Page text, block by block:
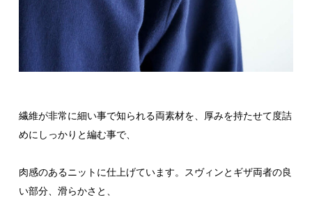
繊維が非常に細い事で知られる両素材を、厚みを持たせて度詰
めにしっかりと編む事で、
肉感のあるニットに仕上げています。スヴィンとギザ両者の良
い部分、滑らかさと、